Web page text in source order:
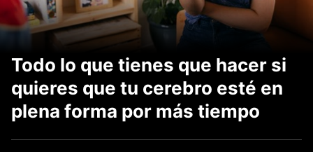
Todo lo que tienes que hacer si
quieres que tu cerebro esté en
plena forma por más tiempo